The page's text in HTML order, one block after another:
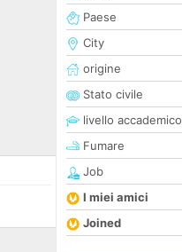
Paese
City
origine
Stato civile
livello accademico
Fumare
Job
I miei amici
Joined